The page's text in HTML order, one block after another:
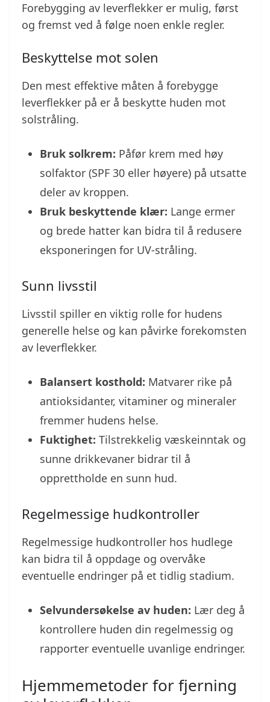
Forebygging av leverflekker er mulig, først
og fremst ved å følge noen enkle regler.
Beskyttelse mot solen
Den mest effektive måten å forebygge
leverflekker på er å beskytte huden mot
solstråling.
Bruk solkrem: Påfør krem med høy
solfaktor (SPF 30 eller høyere) på utsatte
deler av kroppen.
Bruk beskyttende klær: Lange ermer
og brede hatter kan bidra til å redusere
eksponeringen for UV-stråling.
Sunn livsstil
Livsstil spiller en viktig rolle for hudens
generelle helse og kan påvirke forekomsten
av leverflekker.
Balansert kosthold: Matvarer rike på
antioksidanter, vitaminer og mineraler
fremmer hudens helse.
Fuktighet: Tilstrekkelig væskeinntak og
sunne drikkevaner bidrar til å
opprettholde en sunn hud.
Regelmessige hudkontroller
Regelmessige hudkontroller hos hudlege
kan bidra til å oppdage og overvåke
eventuelle endringer på et tidlig stadium.
Selvundersøkelse av huden: Lær deg å
kontrollere huden din regelmessig og
rapporter eventuelle uvanlige endringer.
Hjemmemetoder for fjerning